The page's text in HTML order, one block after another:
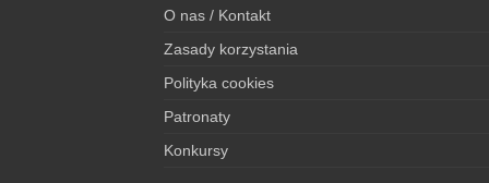
O nas / Kontakt
Zasady korzystania
Polityka cookies
Patronaty
Konkursy